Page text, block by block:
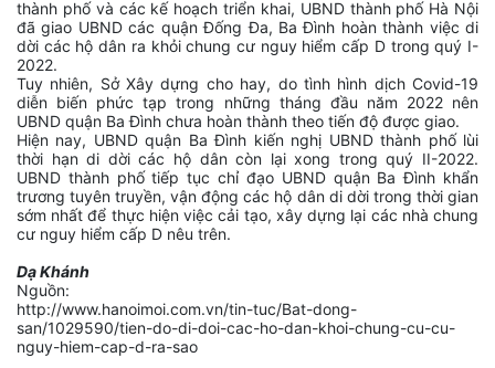
thành phố và các kế hoạch triển khai, UBND thành phố Hà Nội
đã giao UBND các quận Đống Đa, Ba Đình hoàn thành việc di
dời các hộ dân ra khỏi chung cư nguy hiểm cấp D trong quý I-
2022.
Tuy nhiên, Sở Xây dựng cho hay, do tình hình dịch Covid-19
diễn biến phức tạp trong những tháng đầu năm 2022 nên
UBND quận Ba Đình chưa hoàn thành theo tiến độ được giao.
Hiện nay, UBND quận Ba Đình kiến nghị UBND thành phố lùi
thời hạn di dời các hộ dân còn lại xong trong quý II-2022.
UBND thành phố tiếp tục chỉ đạo UBND quận Ba Đình khẩn
trương tuyên truyền, vận động các hộ dân di dời trong thời gian
sớm nhất để thực hiện việc cải tạo, xây dựng lại các nhà chung
cư nguy hiểm cấp D nêu trên.
Dạ Khánh
Nguồn:
http://www.hanoimoi.com.vn/tin-tuc/Bat-dong-
san/1029590/tien-do-di-doi-cac-ho-dan-khoi-chung-cu-cu-
nguy-hiem-cap-d-ra-sao